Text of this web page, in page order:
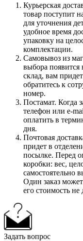
Курьерская
товар поступит
для уточнения
удобное время
упаковку на
комплектации.
Самовывоз из
выбора появится
склад, вам
обратитесь к
номер.
Постамат. Когда
телефон или e-
оплатить в
дня.
Почтовая
придет в
посылке. Перед
коробки: вес,
самостоятельно
Один заказ
его стоимость
Задать вопрос